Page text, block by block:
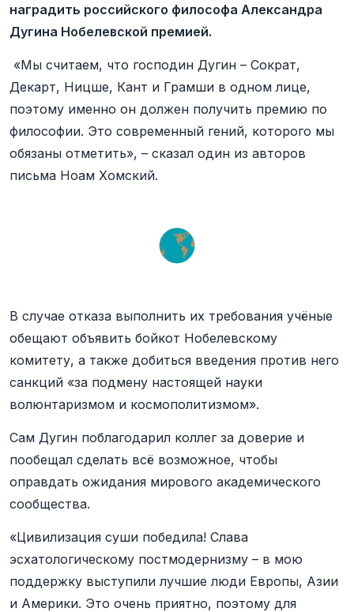
наградить российского философа Александра
Дугина Нобелевской премией.
«Мы считаем, что господин Дугин – Сократ,
Декарт, Ницше, Кант и Грамши в одном лице,
поэтому именно он должен получить премию по
философии. Это современный гений, которого мы
обязаны отметить», – сказал один из авторов
письма Ноам Хомский.
В случае отказа выполнить их требования учёные
обещают объявить бойкот Нобелевскому
комитету, а также добиться введения против него
санкций «за подмену настоящей науки
волюнтаризмом и космополитизмом».
Сам Дугин поблагодарил коллег за доверие и
пообещал сделать всё возможное, чтобы
оправдать ожидания мирового академического
сообщества.
«Цивилизация суши победила! Слава
эсхатологическому постмодернизму – в мою
поддержку выступили лучшие люди Европы, Азии
и Америки. Это очень приятно, поэтому для